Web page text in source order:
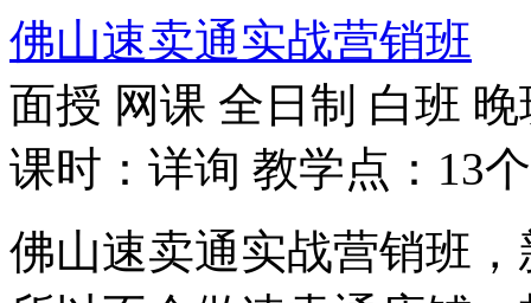
佛山速卖通实战营销班
面授 网课 全日制 白班 晚
课时：详询 教学点：13个
佛山速卖通实战营销班